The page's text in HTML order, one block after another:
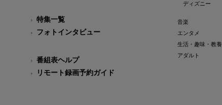
特集一覧
フォトインタビュー
番組表ヘルプ
リモート録画予約ガイド
ディズニー
音楽
エンタメ
生活・趣味・教養
アダルト